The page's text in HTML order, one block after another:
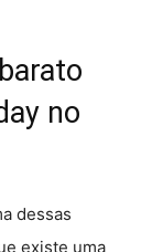
no
dessas
existe uma